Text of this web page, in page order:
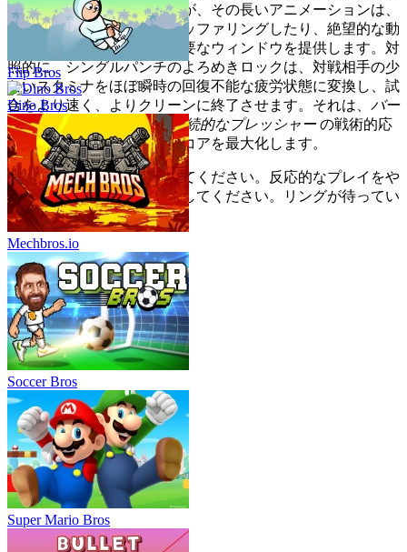
チはより強くヒットしますが、その長いアニメーションは、
対戦相手にインプットをバッファリングしたり、絶望的な動
きを試みたりするための重要なウィンドウを提供します。対
照的に、シングルパンチのよろめきロックは、対戦相手の少
ないスタミナをほぼ瞬時の回復不能な疲労状態に変換し、試
合をより速く、よりクリーンに終了させます。それは、 バー
ストダメージ
ではなく、 持続的なプレッシャーの戦術的応
用であり、リソース効率スコアを最大化します。
これらの原則をマスターしてください。反応的なプレイをや
め、徹底的なプレイを開始してください。リングが待ってい
ます。
Flip Bros
Dino Bros
Mechbros.io
Soccer Bros
Super Mario Bros